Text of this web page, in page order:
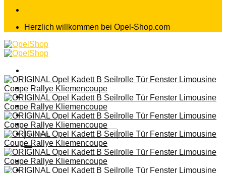
Herzlich willkommen bei Opel-Shop.com
Home
Shop
Teileanfrage
Teileliste
Suchen
nach:
Anmelden